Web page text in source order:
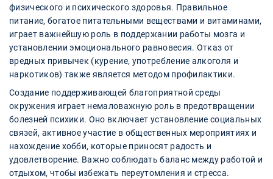
физического и психического здоровья. Правильное
питание, богатое питательными веществами и витаминами,
играет важнейшую роль в поддержании работы мозга и
установлении эмоционального равновесия. Отказ от
вредных привычек (курение, употребление алкоголя и
наркотиков) также является методом профилактики.
Создание поддерживающей благоприятной среды
окружения играет немаловажную роль в предотвращении
болезней психики. Оно включает установление социальных
связей, активное участие в общественных мероприятиях и
нахождение хобби, которые приносят радость и
удовлетворение. Важно соблюдать баланс между работой и
отдыхом, чтобы избежать переутомления и стресса.